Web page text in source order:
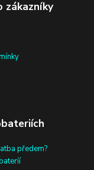
zákazníky
předem?